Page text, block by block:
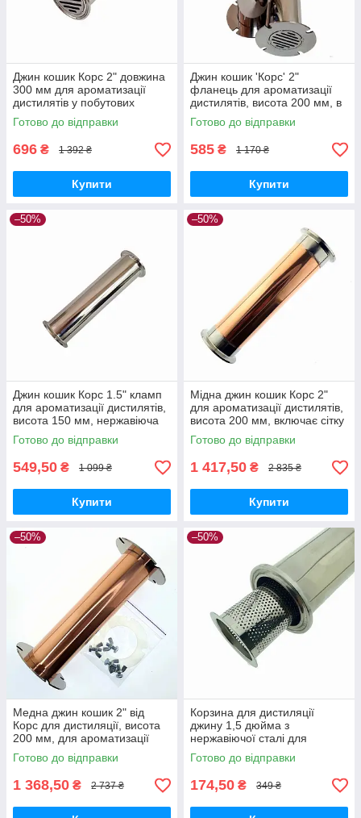
Джин кошик Корс 2" довжина
300 мм для ароматизації
дистилятів у побутових
дистиляторах
Готово до відправки
696 ₴ 1 392 ₴
Купити
Джин кошик 'Корс' 2"
фланець для ароматизації
дистилятів, висота 200 мм, в
комплекті сітка Панченкова
Готово до відправки
585 ₴ 1 170 ₴
Купити
–50%
Джин кошик Корс 1.5" кламп
для ароматизації дистилятів,
висота 150 мм, нержавіюча
сталь
Готово до відправки
549,50 ₴ 1 099 ₴
Купити
–50%
Мідна джин кошик Корс 2"
для ароматизації дистилятів,
висота 200 мм, включає сітку
Панченкова
Готово до відправки
1 417,50 ₴ 2 835 ₴
Купити
–50%
Медна джин кошик 2" від
Корс для дистиляції, висота
200 мм, для ароматизації
напоїв
Готово до відправки
1 368,50 ₴ 2 737 ₴
–50%
Корзина для дистиляції
джину 1,5 дюйма з
нержавіючої сталі для
ароматизації напоїв
Готово до відправки
174,50 ₴ 349 ₴